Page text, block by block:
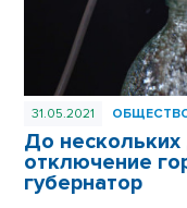
31.05.2021
До нескольких
отключение
губернатор